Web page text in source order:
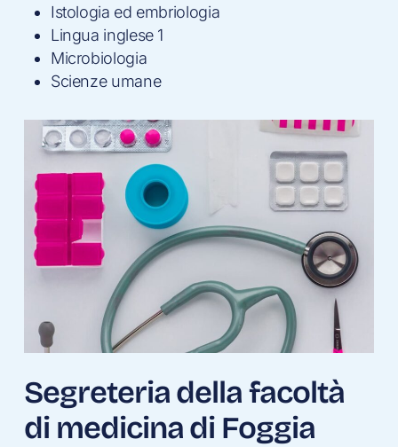
Istologia ed embriologia
Lingua inglese 1
Microbiologia
Scienze umane
Segreteria della facoltà
di medicina di Foggia